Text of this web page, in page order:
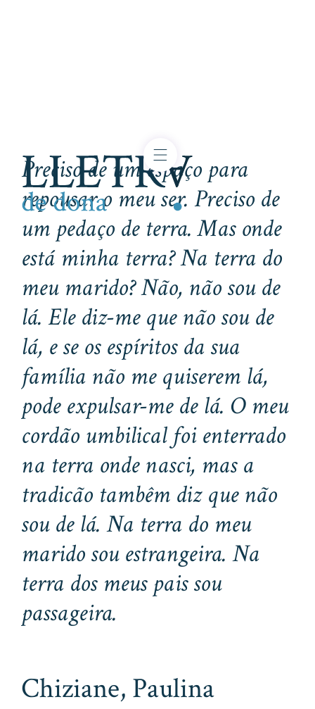
Preciso de um espaço para
repousar o meu ser. Preciso de
um pedaço de terra. Mas onde
está minha terra? Na terra do
meu marido? Não, não sou de
lá. Ele diz-me que não sou de
lá, e se os espíritos da sua
família não me quiserem lá,
pode expulsar-me de lá. O meu
cordão umbilical foi enterrado
na terra onde nasci, mas a
tradicão tambêm diz que não
sou de lá. Na terra do meu
marido sou estrangeira. Na
terra dos meus pais sou
passageira.
Chiziane, Paulina